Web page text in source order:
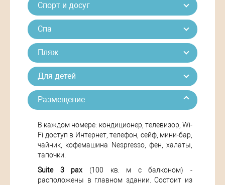
Спорт и досуг
Спа
Пляж
Для детей
Размещение
В каждом номере: кондиционер, телевизор, Wi-
Fi доступ в Интернет, телефон, сейф, мини-бар,
чайник, кофемашина Nespresso, фен, халаты,
тапочки.
Suite 3 pax (100 кв. м с балконом) -
расположены в главном здании. Состоит из